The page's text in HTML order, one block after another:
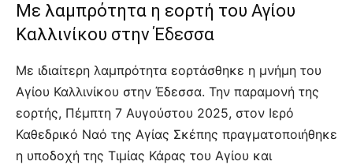
Με λαμπρότητα η εορτή του Αγίου
Καλλινίκου στην Έδεσσα
Με ιδιαίτερη λαμπρότητα εορτάσθηκε η μνήμη του
Αγίου Καλλινίκου στην Έδεσσα. Την παραμονή της
εορτής, Πέμπτη 7 Αυγούστου 2025, στον Ιερό
Καθεδρικό Ναό της Αγίας Σκέπης πραγματοποιήθηκε
η υποδοχή της Τιμίας Κάρας του Αγίου και